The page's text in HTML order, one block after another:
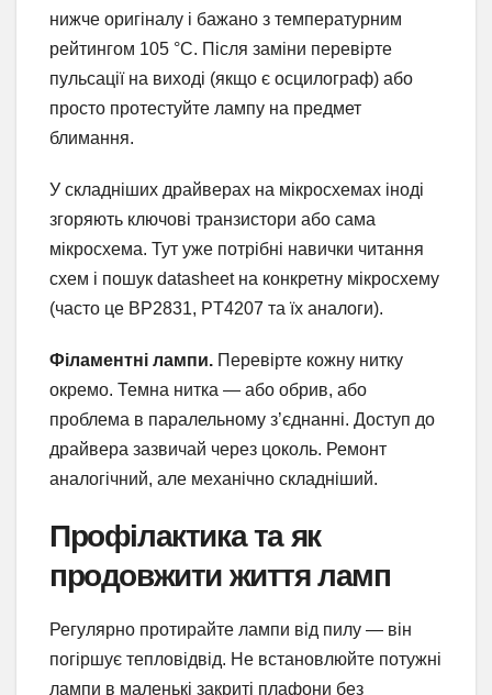
нижче оригіналу і бажано з температурним
рейтингом 105 °C. Після заміни перевірте
пульсації на виході (якщо є осцилограф) або
просто протестуйте лампу на предмет
блимання.
У складніших драйверах на мікросхемах іноді
згоряють ключові транзистори або сама
мікросхема. Тут уже потрібні навички читання
схем і пошук datasheet на конкретну мікросхему
(часто це BP2831, PT4207 та їх аналоги).
Філаментні лампи. Перевірте кожну нитку
окремо. Темна нитка — або обрив, або
проблема в паралельному з’єднанні. Доступ до
драйвера зазвичай через цоколь. Ремонт
аналогічний, але механічно складніший.
Профілактика та як
продовжити життя ламп
Регулярно протирайте лампи від пилу — він
погіршує тепловідвід. Не встановлюйте потужні
лампи в маленькі закриті плафони без